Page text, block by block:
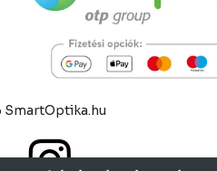
SmartOptika.hu